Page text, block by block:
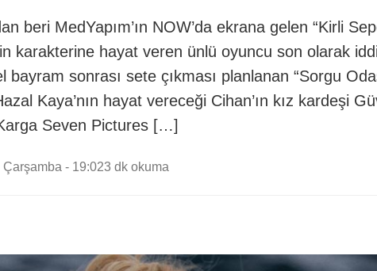
beri MedYapım’ın NOW’da ekrana gelen “Kirli
karakterine hayat veren ünlü oyuncu son olarak
sonrası sete çıkması planlanan “Sorgu
Kaya’nın hayat vereceği Cihan’ın kız kardeşi
Seven Pictures […]
- 19:023 dk okuma